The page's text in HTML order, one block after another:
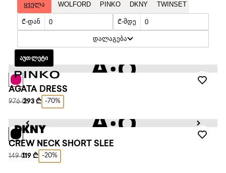
ᲧᲕᲔᲚᲐ WOLFORD PINKO DKNY TWINSET
₾-ᲓᲐᲜ ₾-ᲛᲓᲔ
ᲓᲐᲚᲐᲒᲔᲑᲐ
ᲐᲣᲗᲚᲔᲢᲘ
AGATA DRESS
976 ₾293 ₾ -70%
CREW NECK SHORT SLEE
149 ₾119 ₾ -20%